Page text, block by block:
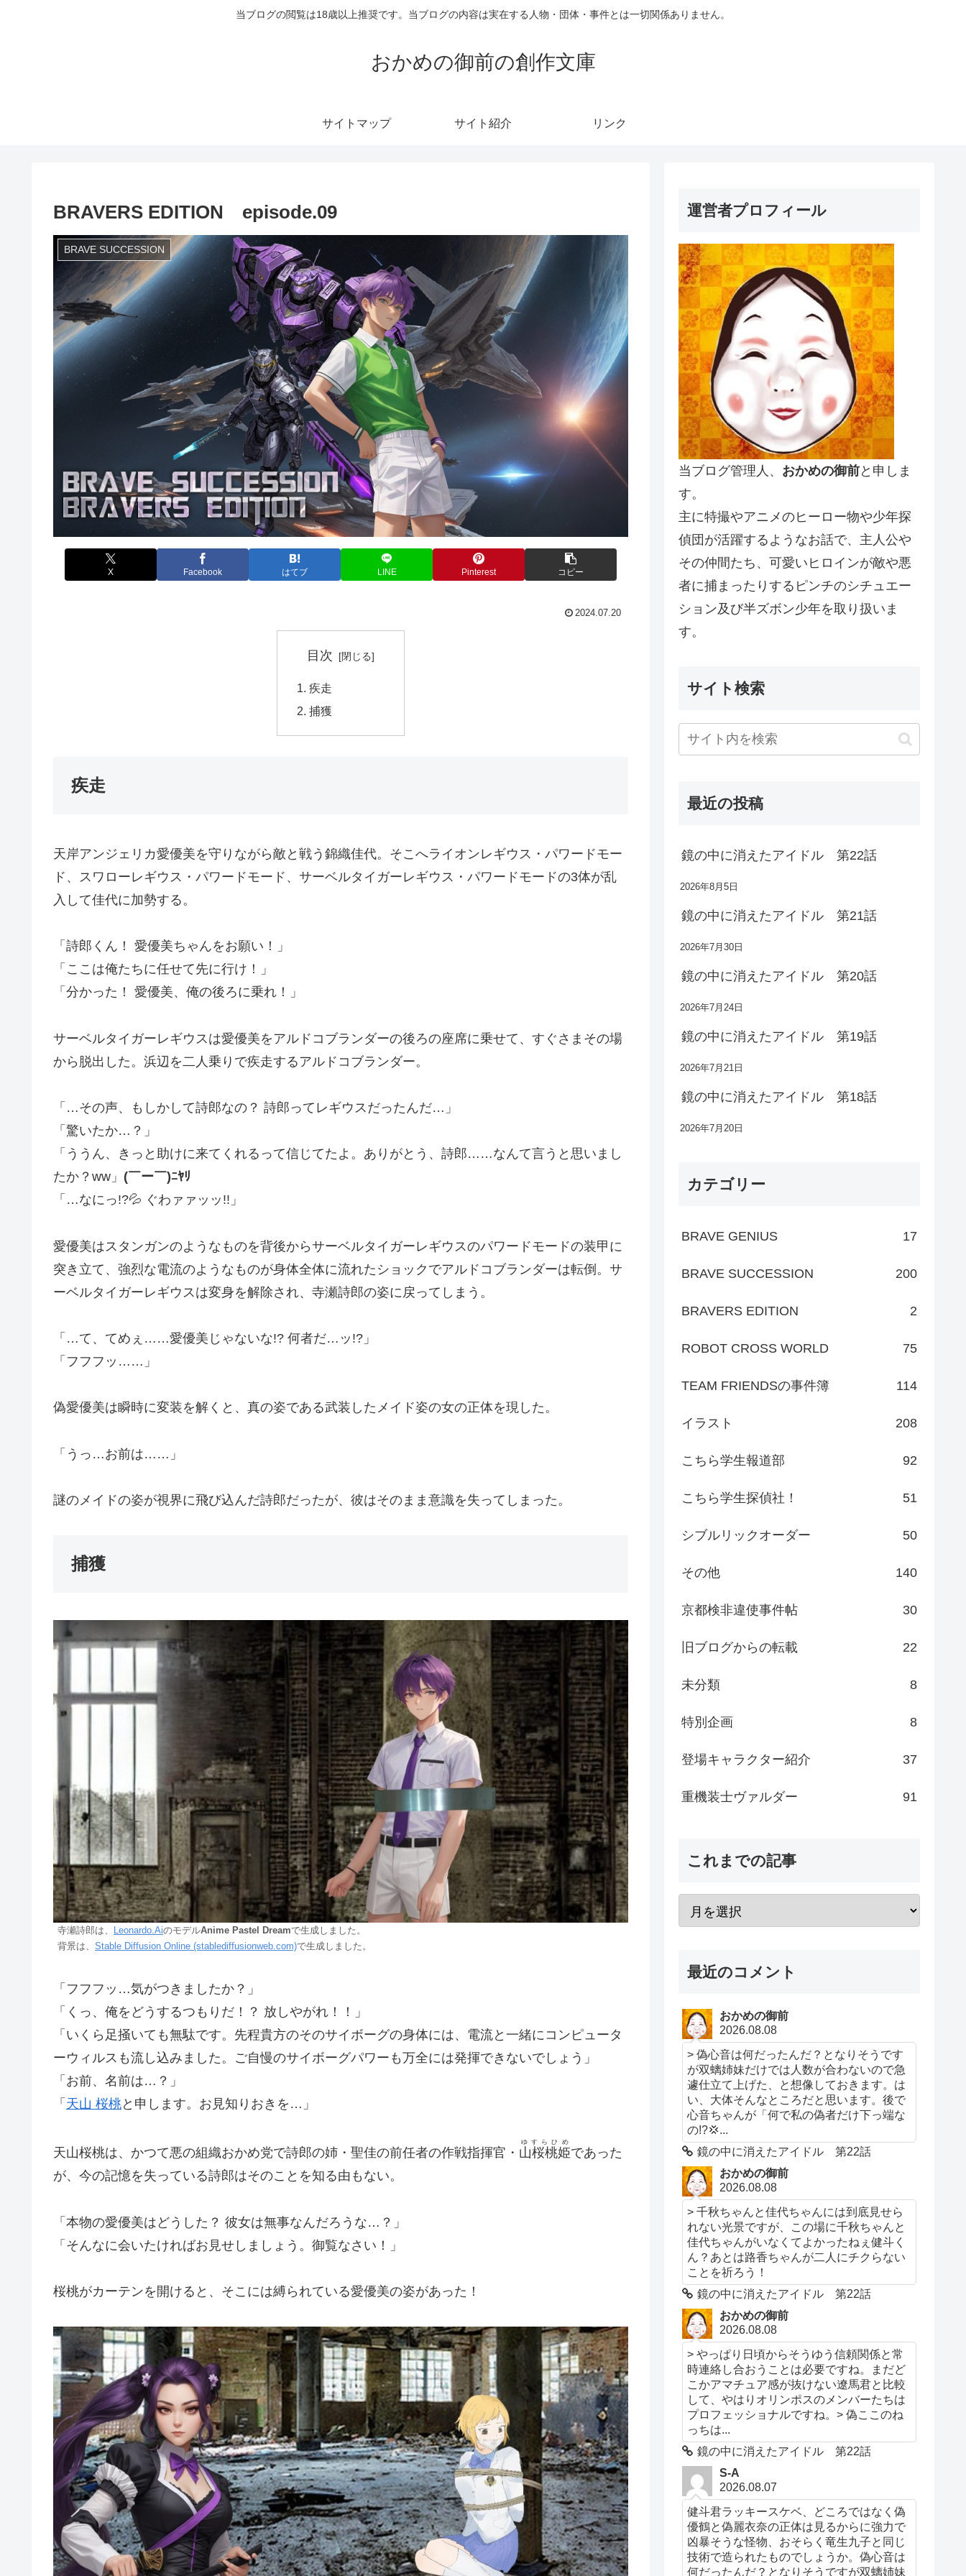
当ブログの閲覧は18歳以上推奨です。当ブログの内容は実在する人物・団体・事件とは一切関係ありません。
おかめの御前の創作文庫
サイトマップ サイト紹介 リンク
BRAVERS EDITION episode.09
BRAVE SUCCESSION
X Facebook はてブ LINE Pinterest コピー
2024.07.20
目次
疾走
捕獲
疾走
天岸アンジェリカ愛優美を守りながら敵と戦う錦織佳代。そこへライオンレギウス・パワードモー
ド、スワローレギウス・パワードモード、サーベルタイガーレギウス・パワードモードの3体が乱
入して佳代に加勢する。
「詩郎くん！ 愛優美ちゃんをお願い！」
「ここは俺たちに任せて先に行け！」
「分かった！ 愛優美、俺の後ろに乗れ！」
サーベルタイガーレギウスは愛優美をアルドコブランダーの後ろの座席に乗せて、すぐさまその場
から脱出した。浜辺を二人乗りで疾走するアルドコブランダー。
「…その声、もしかして詩郎なの？ 詩郎ってレギウスだったんだ…」
「驚いたか…？」
「ううん、きっと助けに来てくれるって信じてたよ。ありがとう、詩郎……なんて言うと思いまし
たか？ww」 (￣ー￣)ﾆﾔﾘ
「…なにっ!?💦 ぐわァァッッ!!」
愛優美はスタンガンのようなものを背後からサーベルタイガーレギウスのパワードモードの装甲に
突き立て、強烈な電流のようなものが身体全体に流れたショックでアルドコブランダーは転倒。サ
ーベルタイガーレギウスは変身を解除され、寺瀬詩郎の姿に戻ってしまう。
「…て、てめぇ……愛優美じゃないな!? 何者だ…ッ!?」
「フフフッ……」
偽愛優美は瞬時に変装を解くと、真の姿である武装したメイド姿の女の正体を現した。
「うっ…お前は……」
謎のメイドの姿が視界に飛び込んだ詩郎だったが、彼はそのまま意識を失ってしまった。
捕獲
寺瀬詩郎は、 Leonardo.AiのモデルAnime Pastel Dreamで生成しました。
背景は、 Stable Diffusion Online (stablediffusionweb.com)で生成しました。
「フフフッ…気がつきましたか？」
「くっ、俺をどうするつもりだ！？ 放しやがれ！！」
「いくら足掻いても無駄です。先程貴方のそのサイボーグの身体には、電流と一緒にコンピュータ
ーウィルスも流し込みました。ご自慢のサイボーグパワーも万全には発揮できないでしょう」
「お前、名前は…？」
「 天山 桜桃と申します。お見知りおきを…」
天山桜桃は、かつて悪の組織おかめ党で詩郎の姉・聖佳の前任者の作戦指揮官・ 山桜桃姫
ゆすらひめ
であった
が、今の記憶を失っている詩郎はそのことを知る由もない。
「本物の愛優美はどうした？ 彼女は無事なんだろうな…？」
「そんなに会いたければお見せしましょう。御覧なさい！」
桜桃がカーテンを開けると、そこには縛られている愛優美の姿があった！
運営者プロフィール
当ブログ管理人、 おかめの御前と申しま
す。
主に特撮やアニメのヒーロー物や少年探
偵団が活躍するようなお話で、主人公や
その仲間たち、可愛いヒロインが敵や悪
者に捕まったりするピンチのシチュエー
ション及び半ズボン少年を取り扱いま
す。
サイト検索
最近の投稿
鏡の中に消えたアイドル 第22話
2026年8月5日
鏡の中に消えたアイドル 第21話
2026年7月30日
鏡の中に消えたアイドル 第20話
2026年7月24日
鏡の中に消えたアイドル 第19話
2026年7月21日
鏡の中に消えたアイドル 第18話
2026年7月20日
カテゴリー
BRAVE GENIUS 17
BRAVE SUCCESSION 200
BRAVERS EDITION 2
ROBOT CROSS WORLD 75
TEAM FRIENDSの事件簿 114
イラスト 208
こちら学生報道部 92
こちら学生探偵社！ 51
シブルリックオーダー 50
その他 140
京都検非違使事件帖 30
旧ブログからの転載 22
未分類 8
特別企画 8
登場キャラクター紹介 37
重機装士ヴァルダー 91
これまでの記事
最近のコメント
おかめの御前
2026.08.08
> 偽心音は何だったんだ？となりそうです
が双螭姉妹だけでは人数が合わないので急
遽仕立て上げた、と想像しておきます。は
い、大体そんなところだと思います。後で
心音ちゃんが「何で私の偽者だけ下っ端な
の!?💢...
鏡の中に消えたアイドル 第22話
おかめの御前
2026.08.08
> 千秋ちゃんと佳代ちゃんには到底見せら
れない光景ですが、この場に千秋ちゃんと
佳代ちゃんがいなくてよかったねぇ健斗く
ん？あとは路香ちゃんが二人にチクらない
ことを祈ろう！
鏡の中に消えたアイドル 第22話
おかめの御前
2026.08.08
> やっぱり日頃からそうゆう信頼関係と常
時連絡し合おうことは必要ですね。まだど
こかアマチュア感が抜けない遼馬君と比較
して、やはりオリンポスのメンバーたちは
プロフェッショナルですね。> 偽ここのね
っちは...
鏡の中に消えたアイドル 第22話
S-A
2026.08.07
健斗君ラッキースケベ、どころではなく偽
優鶴と偽麗衣奈の正体は見るからに強力で
凶暴そうな怪物、おそらく竜生九子と同じ
技術で造られたものでしょうか。偽心音は
何だったんだ？となりそうですが双螭姉妹